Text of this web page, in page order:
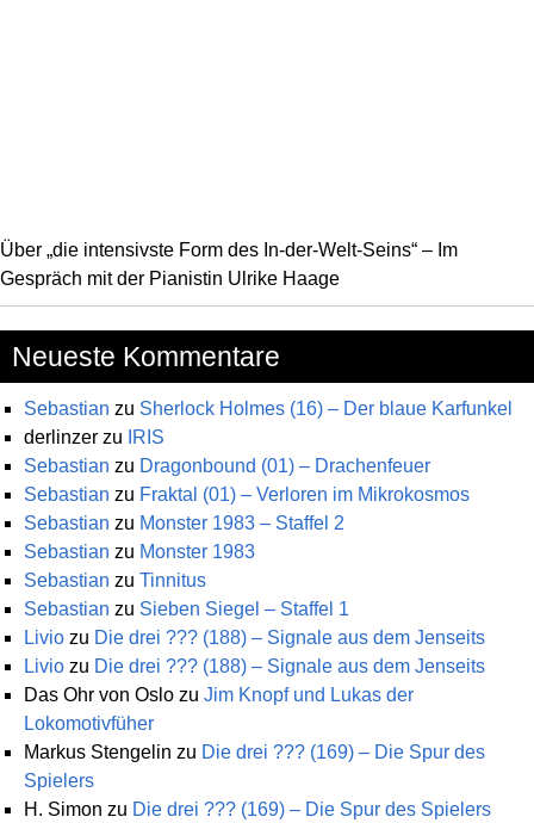
Über „die intensivste Form des In-der-Welt-Seins“ – Im
Gespräch mit der Pianistin Ulrike Haage
Neueste Kommentare
Sebastian zu Sherlock Holmes (16) – Der blaue Karfunkel
derlinzer zu
IRIS
Sebastian zu Dragonbound (01) – Drachenfeuer
Sebastian zu Fraktal (01) – Verloren im Mikrokosmos
Sebastian zu Monster 1983 – Staffel 2
Sebastian zu Monster 1983
Sebastian zu Tinnitus
Sebastian zu Sieben Siegel – Staffel 1
Livio zu Die drei ??? (188) – Signale aus dem Jenseits
Livio zu Die drei ??? (188) – Signale aus dem Jenseits
Das Ohr von Oslo zu Jim Knopf und Lukas der
Lokomotivfüher
Markus Stengelin zu Die drei ??? (169) – Die Spur des
Spielers
H. Simon zu Die drei ??? (169) – Die Spur des Spielers